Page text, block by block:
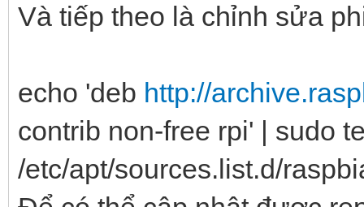
Và tiếp theo là chỉnh sửa
echo 'deb http://
contrib non-free rpi' | sudo
/etc/apt/sources.list.d/